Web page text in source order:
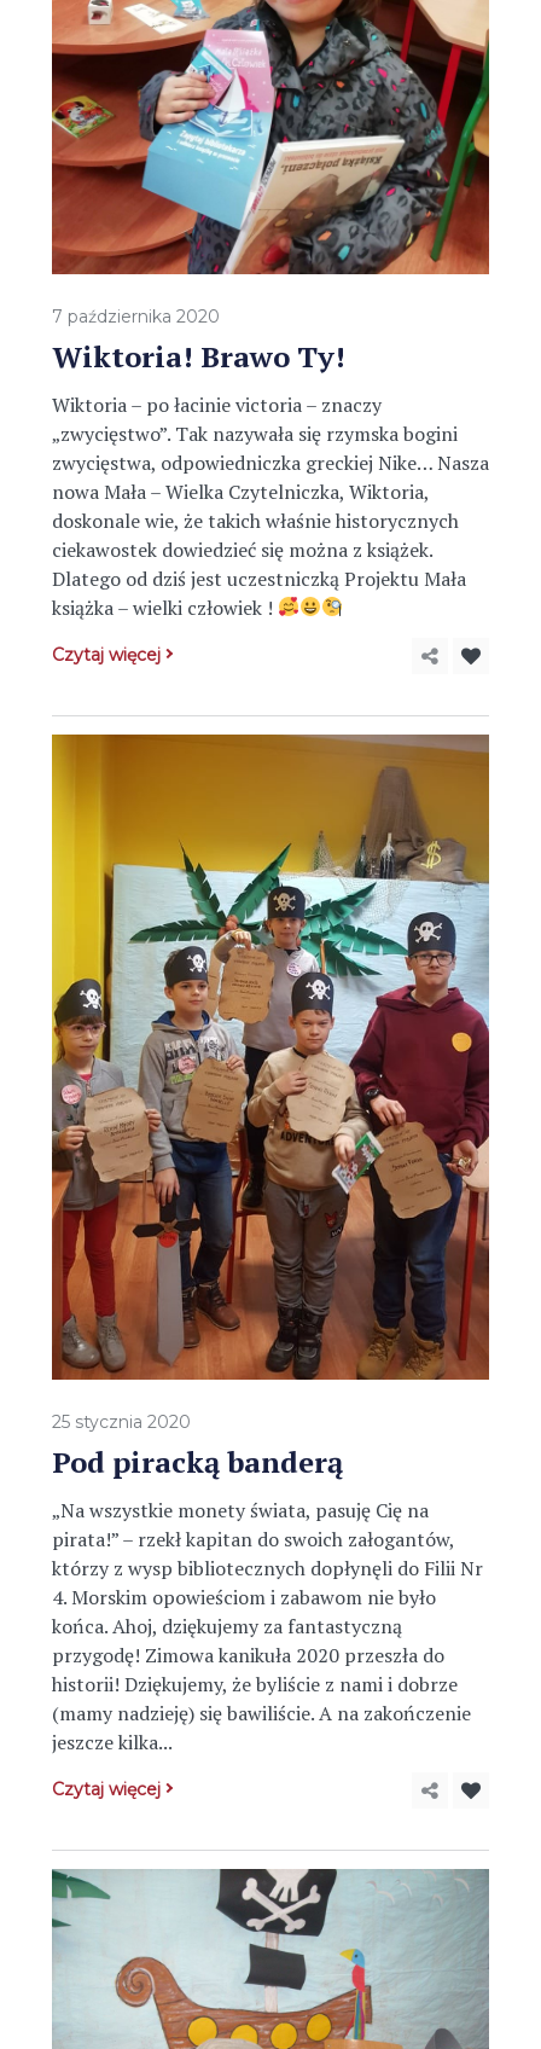
7 października 2020
Wiktoria! Brawo Ty!
Wiktoria – po łacinie victoria – znaczy
„zwycięstwo”. Tak nazywała się rzymska bogini
zwycięstwa, odpowiedniczka greckiej Nike… Nasza
nowa Mała – Wielka Czytelniczka, Wiktoria,
doskonale wie, że takich właśnie historycznych
ciekawostek dowiedzieć się można z książek.
Dlatego od dziś jest uczestniczką Projektu Mała
książka – wielki człowiek !
Czytaj więcej
25 stycznia 2020
Pod piracką banderą
„Na wszystkie monety świata, pasuję Cię na
pirata!” – rzekł kapitan do swoich załogantów,
którzy z wysp bibliotecznych dopłynęli do Filii Nr
4. Morskim opowieściom i zabawom nie było
końca. Ahoj, dziękujemy za fantastyczną
przygodę! Zimowa kanikuła 2020 przeszła do
historii! Dziękujemy, że byliście z nami i dobrze
(mamy nadzieję) się bawiliście. A na zakończenie
jeszcze kilka...
Czytaj więcej